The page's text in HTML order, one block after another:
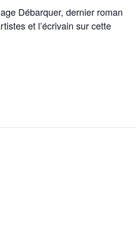
Débarquer, dernier roman
et l’écrivain sur cette